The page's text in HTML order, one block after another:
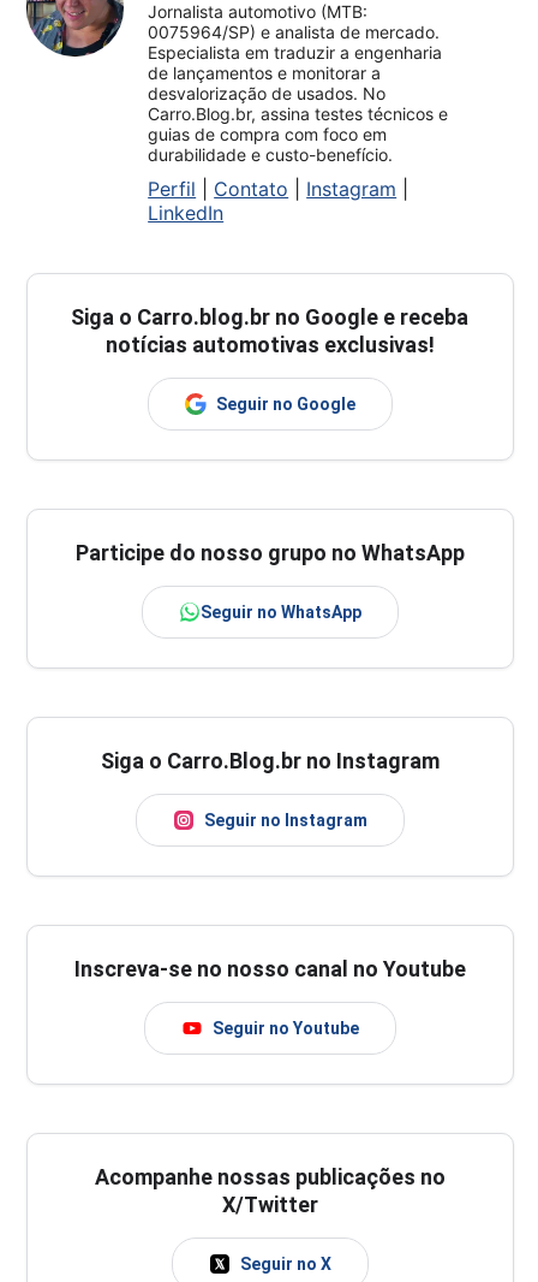
Jornalista automotivo (MTB:
0075964/SP) e analista de mercado.
Especialista em traduzir a engenharia
de lançamentos e monitorar a
desvalorização de usados. No
Carro.Blog.br, assina testes técnicos e
guias de compra com foco em
durabilidade e custo-benefício.
Perfil Contato Instagram
LinkedIn
Siga o Carro.blog.br no Google e receba
notícias automotivas exclusivas!
Seguir no Google
Participe do nosso grupo no WhatsApp
Seguir no WhatsApp
Siga o Carro.Blog.br no Instagram
Seguir no Instagram
Inscreva-se no nosso canal no Youtube
Seguir no Youtube
Acompanhe nossas publicações no
X/Twitter
Seguir no X